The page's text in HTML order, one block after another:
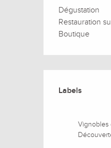
Dégustation
Restauration
Boutique
Offres
Labels
Labels
Vignobles